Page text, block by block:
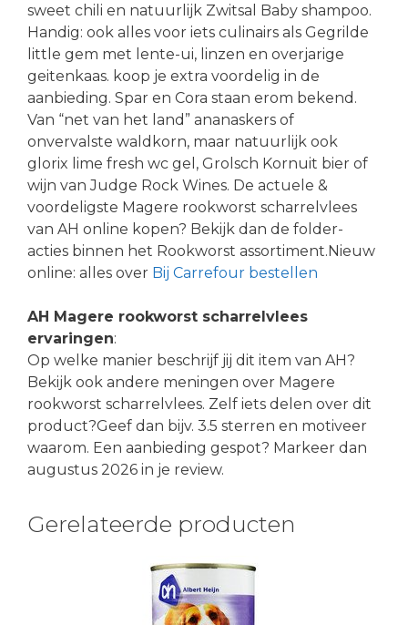
sweet chili en natuurlijk Zwitsal Baby shampoo.
Handig: ook alles voor iets culinairs als Gegrilde
little gem met lente-ui, linzen en overjarige
geitenkaas. koop je extra voordelig in de
aanbieding. Spar en Cora staan erom bekend.
Van “net van het land” ananaskers of
onvervalste waldkorn, maar natuurlijk ook
glorix lime fresh wc gel, Grolsch Kornuit bier of
wijn van Judge Rock Wines. De actuele &
voordeligste Magere rookworst scharrelvlees
van AH online kopen? Bekijk dan de folder-
acties binnen het Rookworst assortiment.Nieuw
online: alles over Bij Carrefour bestellen
AH Magere rookworst scharrelvlees
ervaringen:
Op welke manier beschrijf jij dit item van AH?
Bekijk ook andere meningen over Magere
rookworst scharrelvlees. Zelf iets delen over dit
product?Geef dan bijv. 3.5 sterren en motiveer
waarom. Een aanbieding gespot? Markeer dan
augustus 2026 in je review.
Gerelateerde producten